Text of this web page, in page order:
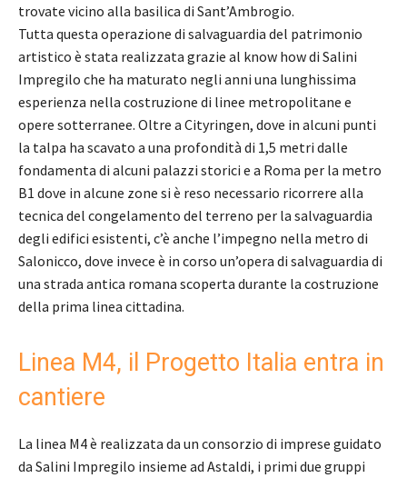
trovate vicino alla basilica di Sant’Ambrogio.
Tutta questa operazione di salvaguardia del patrimonio
artistico è stata realizzata grazie al know how di Salini
Impregilo che ha maturato negli anni una lunghissima
esperienza nella costruzione di linee metropolitane e
opere sotterranee. Oltre a Cityringen, dove in alcuni punti
la talpa ha scavato a una profondità di 1,5 metri dalle
fondamenta di alcuni palazzi storici e a Roma per la metro
B1 dove in alcune zone si è reso necessario ricorrere alla
tecnica del congelamento del terreno per la salvaguardia
degli edifici esistenti, c’è anche l’impegno nella metro di
Salonicco, dove invece è in corso un’opera di salvaguardia di
una strada antica romana scoperta durante la costruzione
della prima linea cittadina.
Linea M4, il Progetto Italia entra in
cantiere
La linea M4 è realizzata da un consorzio di imprese guidato
da Salini Impregilo insieme ad Astaldi, i primi due gruppi